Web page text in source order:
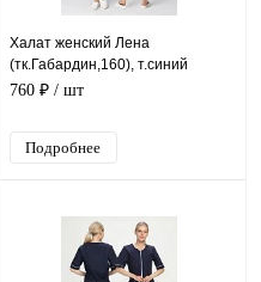
Халат женский Лена
(тк.Габардин,160), т.синий
760 ₽ / шт
Подробнее